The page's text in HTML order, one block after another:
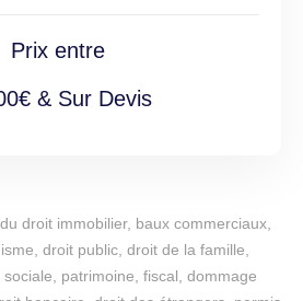
Prix entre
& Sur Devis
droit immobilier, baux commerciaux,
droit public, droit de la famille,
patrimoine, fiscal, dommage